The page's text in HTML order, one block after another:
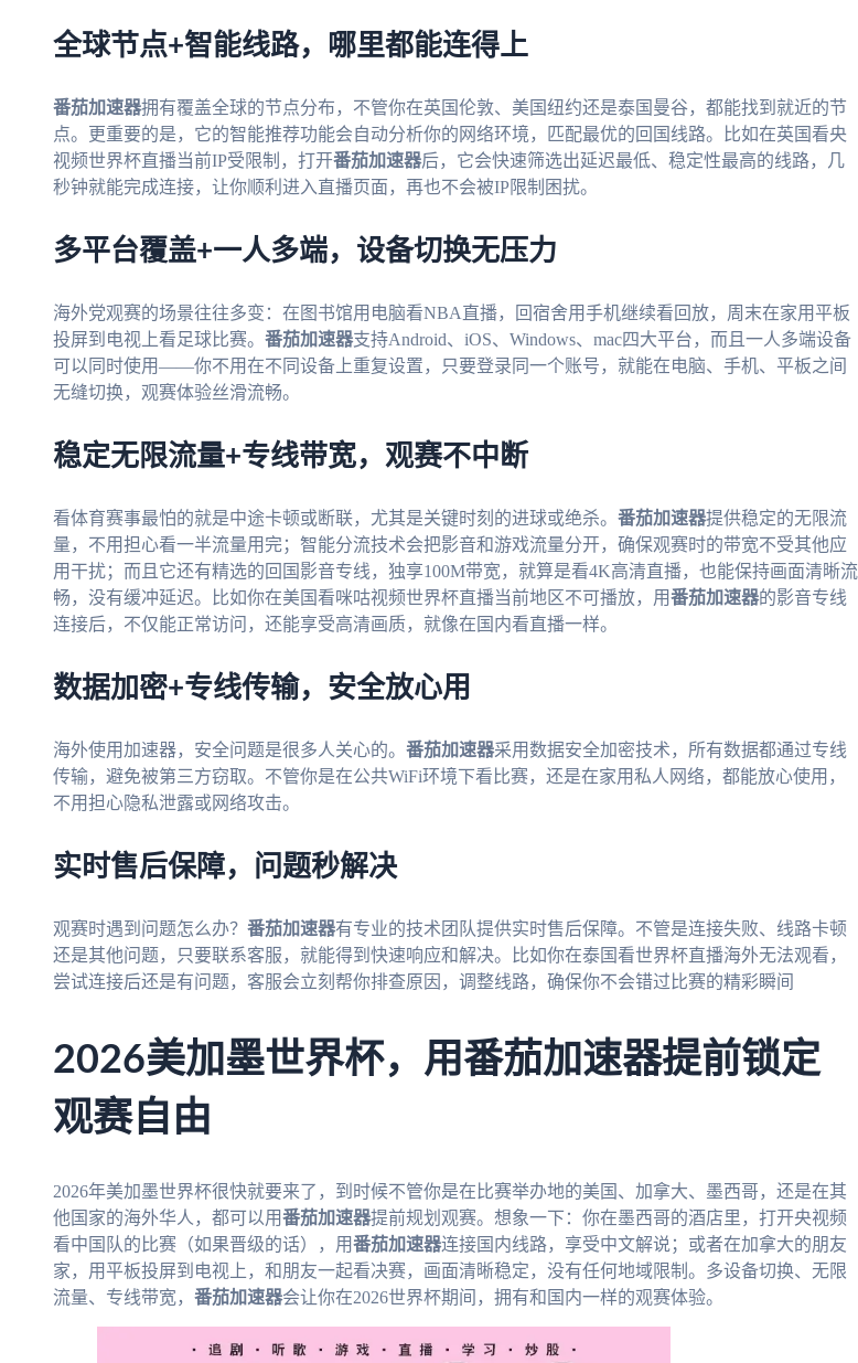
全球节点+智能线路，哪里都能连得上
番茄加速器拥有覆盖全球的节点分布，不管你在英国伦敦、美国纽约还是泰国曼谷，都能找到就近的节
点。更重要的是，它的智能推荐功能会自动分析你的网络环境，匹配最优的回国线路。比如在英国看央
视频世界杯直播当前IP受限制，打开番茄加速器后，它会快速筛选出延迟最低、稳定性最高的线路，几
秒钟就能完成连接，让你顺利进入直播页面，再也不会被IP限制困扰。
多平台覆盖+一人多端，设备切换无压力
海外党观赛的场景往往多变：在图书馆用电脑看NBA直播，回宿舍用手机继续看回放，周末在家用平板
投屏到电视上看足球比赛。 番茄加速器支持Android、iOS、Windows、mac四大平台，而且一人多端设备
可以同时使用——你不用在不同设备上重复设置，只要登录同一个账号，就能在电脑、手机、平板之间
无缝切换，观赛体验丝滑流畅。
稳定无限流量+专线带宽，观赛不中断
看体育赛事最怕的就是中途卡顿或断联，尤其是关键时刻的进球或绝杀。 番茄加速器提供稳定的无限流
量，不用担心看一半流量用完；智能分流技术会把影音和游戏流量分开，确保观赛时的带宽不受其他应
用干扰；而且它还有精选的回国影音专线，独享100M带宽，就算是看4K高清直播，也能保持画面清晰流
畅，没有缓冲延迟。比如你在美国看咪咕视频世界杯直播当前地区不可播放，用番茄加速器的影音专线
连接后，不仅能正常访问，还能享受高清画质，就像在国内看直播一样。
数据加密+专线传输，安全放心用
海外使用加速器，安全问题是很多人关心的。 番茄加速器采用数据安全加密技术，所有数据都通过专线
传输，避免被第三方窃取。不管你是在公共WiFi环境下看比赛，还是在家用私人网络，都能放心使用，
不用担心隐私泄露或网络攻击。
实时售后保障，问题秒解决
观赛时遇到问题怎么办？ 番茄加速器有专业的技术团队提供实时售后保障。不管是连接失败、线路卡顿
还是其他问题，只要联系客服，就能得到快速响应和解决。比如你在泰国看世界杯直播海外无法观看，
尝试连接后还是有问题，客服会立刻帮你排查原因，调整线路，确保你不会错过比赛的精彩瞬间
2026美加墨世界杯，用番茄加速器提前锁定
观赛自由
2026年美加墨世界杯很快就要来了，到时候不管你是在比赛举办地的美国、加拿大、墨西哥，还是在其
他国家的海外华人，都可以用番茄加速器提前规划观赛。想象一下：你在墨西哥的酒店里，打开央视频
看中国队的比赛（如果晋级的话），用番茄加速器连接国内线路，享受中文解说；或者在加拿大的朋友
家，用平板投屏到电视上，和朋友一起看决赛，画面清晰稳定，没有任何地域限制。多设备切换、无限
流量、专线带宽， 番茄加速器会让你在2026世界杯期间，拥有和国内一样的观赛体验。